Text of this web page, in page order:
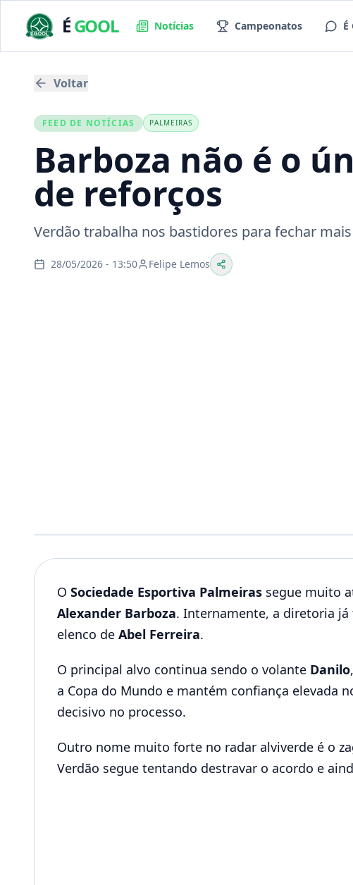
ÉGOOL Notícias Campeonatos É
Voltar
FEED DE NOTÍCIAS PALMEIRAS
Barboza não é o
de reforços
Verdão trabalha nos bastidores para fechar
28/05/2026 - 13:50 Felipe Lemos
O Sociedade Esportiva Palmeiras segue muito
Alexander Barboza. Internamente, a diretoria
elenco de Abel Ferreira.
O principal alvo continua sendo o volante Danilo
a Copa do Mundo e mantém confiança elevada
decisivo no processo.
Outro nome muito forte no radar alviverde é o
Verdão segue tentando destravar o acordo e